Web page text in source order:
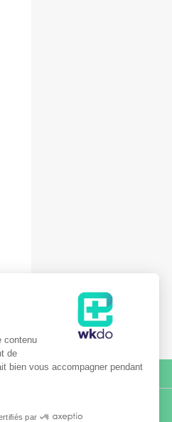
POPP15
75015 Paris
contenu
de
bien vous accompagner pendant
par